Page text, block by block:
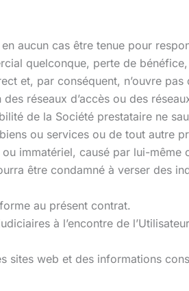
aucun cas être tenue pour
quelconque, perte de bénéfice,
et, par conséquent, n’ouvre
réseaux d’accès ou des
de la Société prestataire ne
ou services ou de tout autre
immatériel, causé par lui-même
être condamné à verser des
au présent contrat.
à l’encontre de
web et des informations